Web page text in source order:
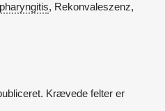
, Rekonvaleszenz,
Krævede felter er